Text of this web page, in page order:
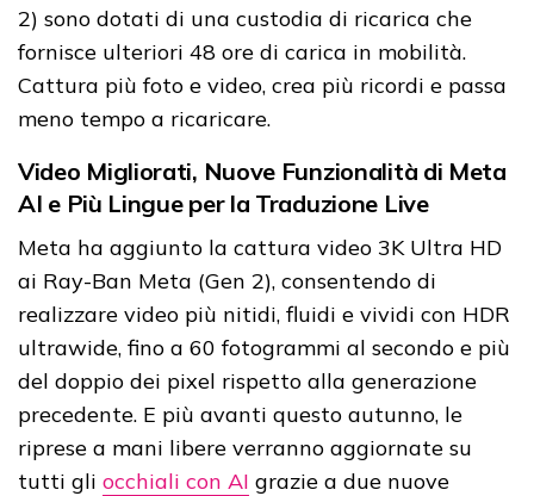
2) sono dotati di una custodia di ricarica che
fornisce ulteriori 48 ore di carica in mobilità.
Cattura più foto e video, crea più ricordi e passa
meno tempo a ricaricare.
Video Migliorati, Nuove Funzionalità di Meta
AI e Più Lingue per la Traduzione Live
Meta ha aggiunto la cattura video 3K Ultra HD
ai Ray-Ban Meta (Gen 2), consentendo di
realizzare video più nitidi, fluidi e vividi con HDR
ultrawide, fino a 60 fotogrammi al secondo e più
del doppio dei pixel rispetto alla generazione
precedente. E più avanti questo autunno, le
riprese a mani libere verranno aggiornate su
tutti gli occhiali con AI grazie a due nuove